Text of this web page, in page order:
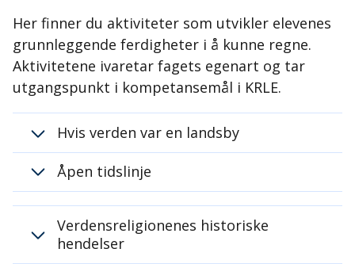
Her finner du aktiviteter som utvikler elevenes
grunnleggende ferdigheter i å kunne regne.
Aktivitetene ivaretar fagets egenart og tar
utgangspunkt i kompetansemål i KRLE.
Hvis verden var en landsby
Åpen tidslinje
Verdensreligionenes historiske
hendelser